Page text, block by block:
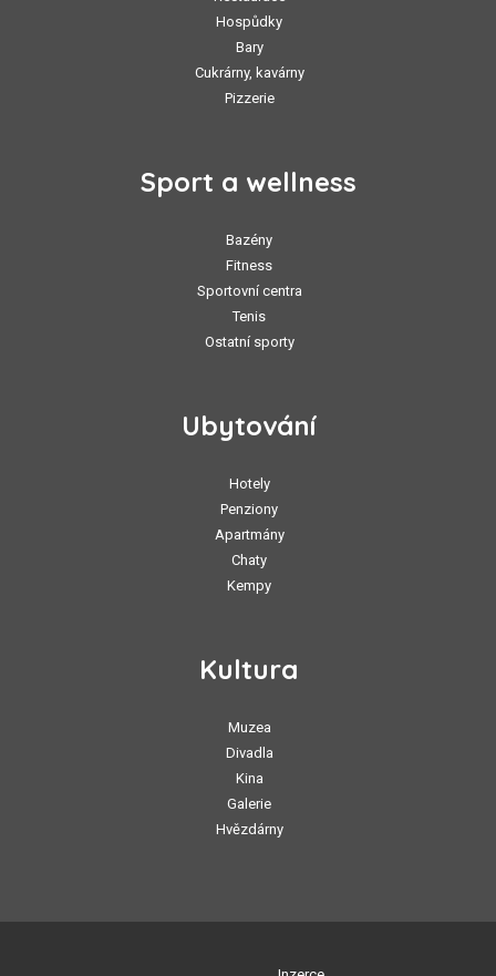
Hospůdky
Bary
Cukrárny, kavárny
Pizzerie
Sport a wellness
Bazény
Fitness
Sportovní centra
Tenis
Ostatní sporty
Ubytování
Hotely
Penziony
Apartmány
Chaty
Kempy
Kultura
Muzea
Divadla
Kina
Galerie
Hvězdárny